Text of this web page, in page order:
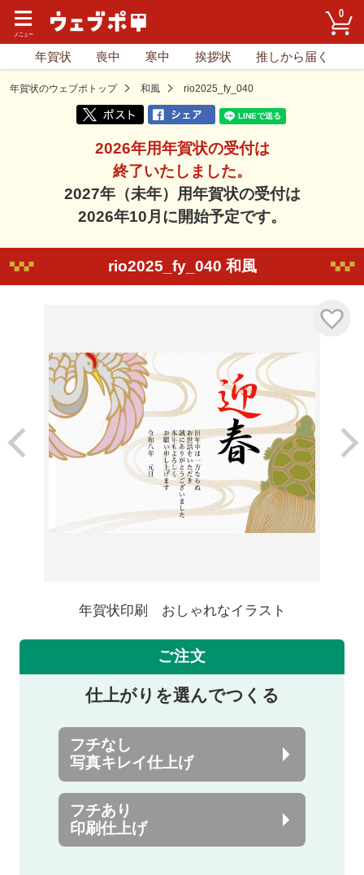
0
年賀状 喪中 寒中 挨拶状 推しから届く
年賀状のウェブポトップ 和風 rio2025_fy_040
2026年用年賀状の受付は
終了いたしました。
2027年（未年）用年賀状の受付は
2026年10月に開始予定です。
rio2025_fy_040 和風
年賀状印刷 おしゃれなイラスト
ご注文
仕上がりを選んでつくる
フチなし
写真キレイ仕上げ
フチあり
印刷仕上げ